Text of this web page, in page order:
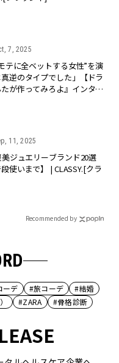
7, 2025
テに全ベットする女性”を演
逆のタイプでした」【ドラ
が作ってみろよ』インタビ
11, 2025
ジュエリーブランド20選
使いまで】 | CLASSY.[クラ
Recommended by
ーデ #旅コーデ
#結婚
#ZARA #骨格診断